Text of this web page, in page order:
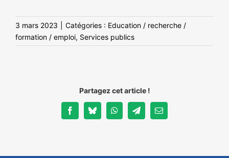
COMMUNIQUÉS
NOS ACTIONS
3 mars 2023 Catégories : Education / recherche /
formation / emploi, Services publics
Partagez cet article !
FacebookBlueskyWhatsAppTelegramEmail